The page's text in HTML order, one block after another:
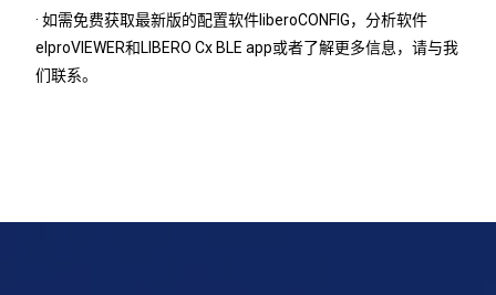
· 如需免费获取最新版的配置软件liberoCONFIG，分析软件
elproVIEWER和LIBERO Cx BLE app或者了解更多信息，请与我
们联系。